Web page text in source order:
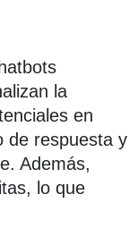
la
en
de respuesta y
Además,
lo que